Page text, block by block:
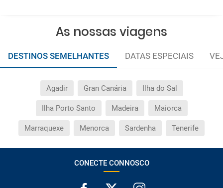
As nossas viagens
DESTINOS SEMELHANTES DATAS ESPECIAIS
Agadir Gran Canária Ilha do Sal
Ilha Porto Santo Madeira Maiorca
Marraquexe Menorca Sardenha Tenerife
CONECTE CONNOSCO